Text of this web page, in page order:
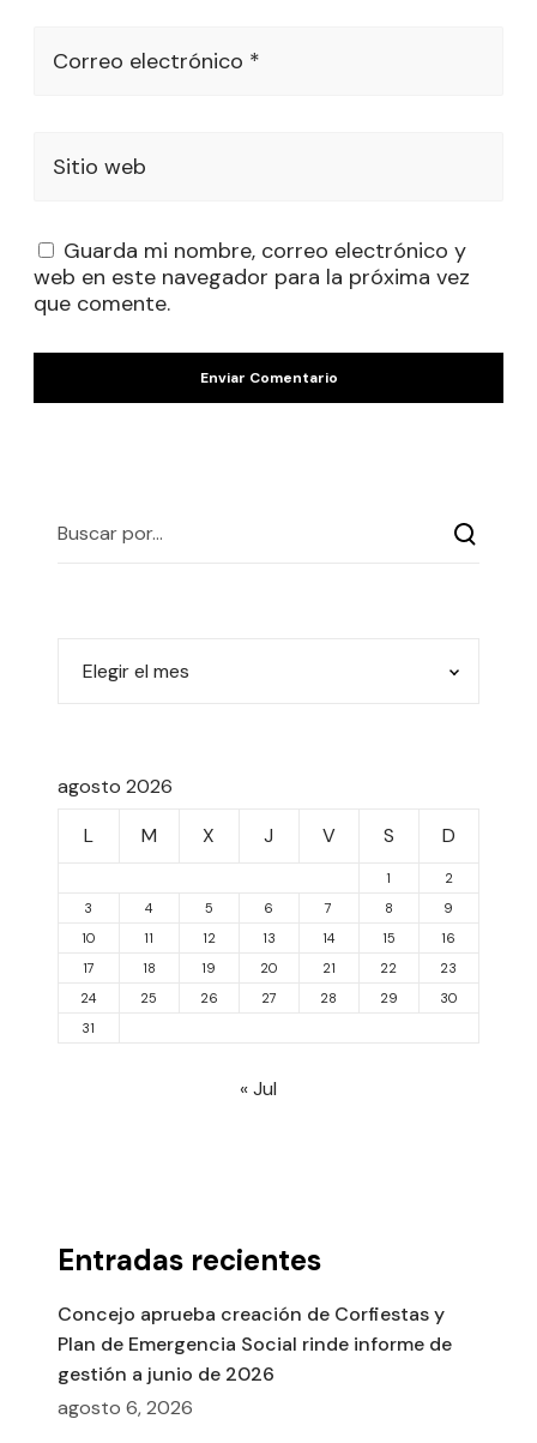
Correo electrónico *
Sitio web
Guarda mi nombre, correo electrónico y
web en este navegador para la próxima vez
que comente.
agosto 2026
L
M X J V S D
1
2
3
4 5 6 7 8
9
10
11 12 13 14 15
16
17
18 19 20 21 22
23
24
25 26 27 28 29
30
31
« Jul
Entradas recientes
Concejo aprueba creación de Corfiestas y
Plan de Emergencia Social rinde informe de
gestión a junio de 2026
agosto 6, 2026